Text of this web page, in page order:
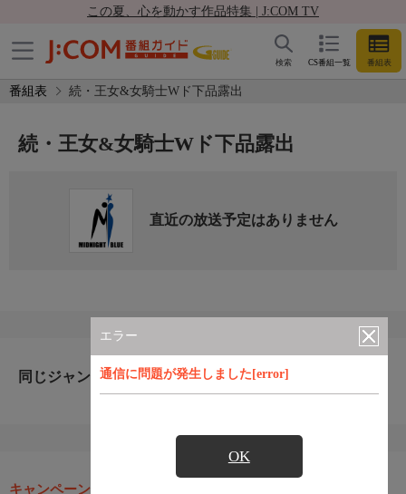
この夏、心を動かす作品特集 | J:COM TV
CS番組一覧 番組表
検索
番組表 続・王女&女騎士Wド下品露出
エラー
通信に問題が発生しました[error]
OK
続・王女&女騎士Wド下品露出
直近の放送予定はありません
同じジャンルのおすすめ番組
キャンペーン・お得な情報